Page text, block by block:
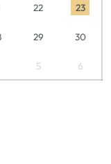
22 23
29 30
5 6